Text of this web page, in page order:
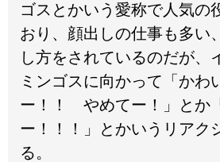
ゴスとかいう愛称で人気の
おり、顔出しの仕事も多い
し方をされているのだが、
ミンゴスに向かって「か
ー！！ やめてー！」とか
ー！！！」とかいうリアク
る。